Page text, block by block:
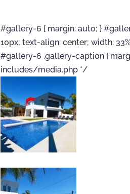
#gallery-6 { margin: auto; }
10px; text-align: center; width:
#gallery-6 .gallery-caption {
includes/media.php */